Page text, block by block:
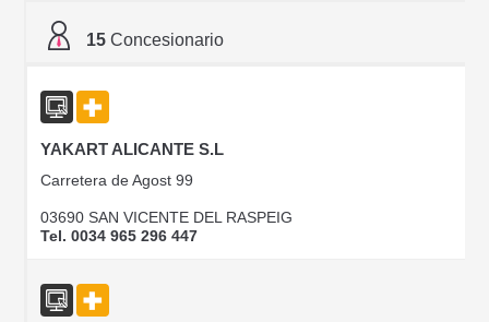
15 Concesionario
YAKART ALICANTE S.L
Carretera de Agost 99
03690 SAN VICENTE DEL RASPEIG
Tel. 0034 965 296 447